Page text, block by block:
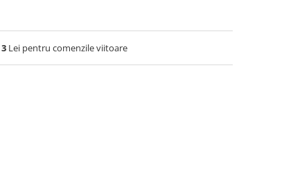
3 Lei pentru comenzile viitoare